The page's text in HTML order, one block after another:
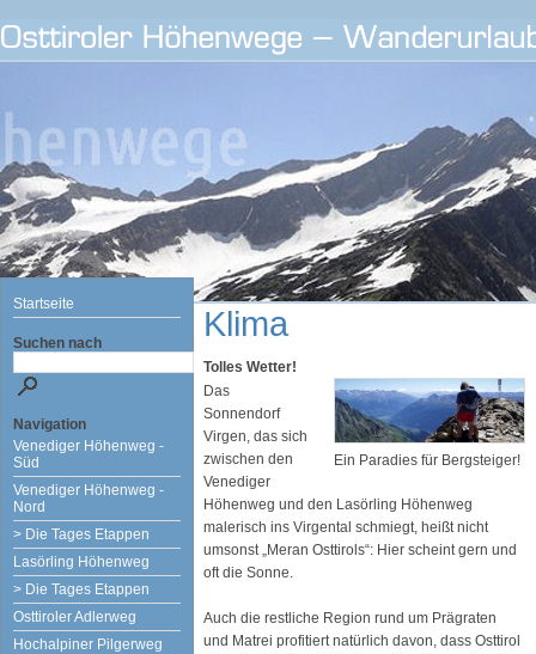
Startseite
Suchen nach
Navigation
Venediger Höhenweg -
Süd
Venediger Höhenweg -
Nord
> Die Tages Etappen
Lasörling Höhenweg
> Die Tages Etappen
Osttiroler Adlerweg
Hochalpiner Pilgerweg
Klima
Tolles Wetter!
Ein Paradies für Bergsteiger!
Das
Sonnendorf
Virgen, das sich
zwischen den
Venediger
Höhenweg und den Lasörling Höhenweg
malerisch ins Virgental schmiegt, heißt nicht
umsonst „Meran Osttirols“: Hier scheint gern und
oft die Sonne.
Auch die restliche Region rund um Prägraten
und Matrei profitiert natürlich davon, dass Osttirol